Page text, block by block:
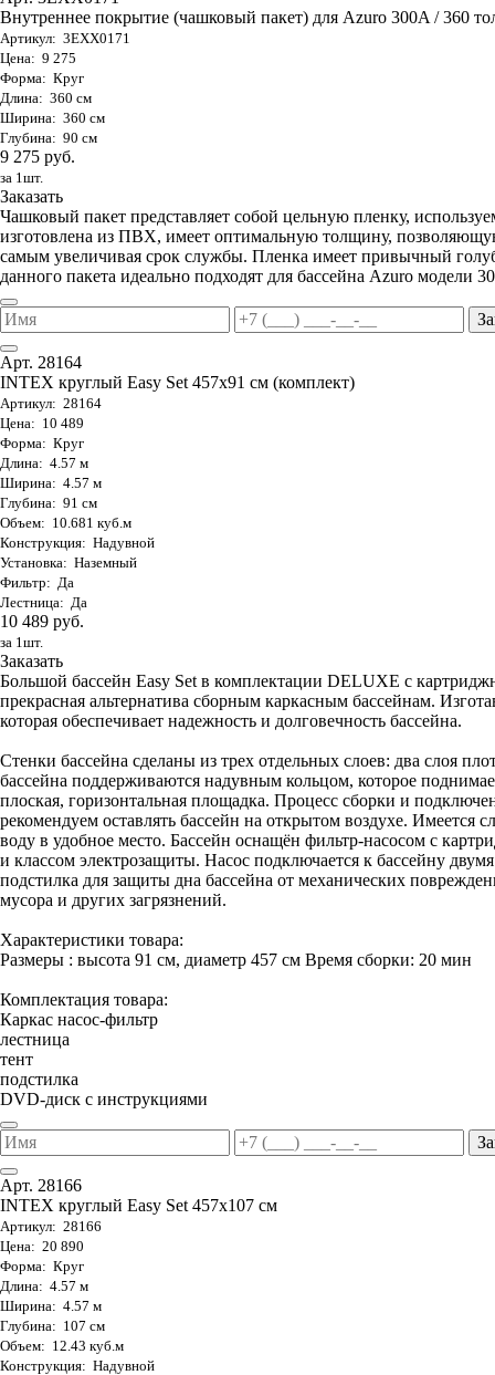
Внутреннее покрытие (чашковый пакет) для Azuro 300A / 360
Артикул: 3EXX0171
Цена: 9 275
Форма: Круг
Длина: 360 см
Ширина: 360 см
Глубина: 90 см
9 275 руб.
за 1шт.
Заказать
Чашковый пакет представляет собой цельную пленку,
изготовлена из ПВХ, имеет оптимальную толщину,
самым увеличивая срок службы. Пленка имеет привычный
данного пакета идеально подходят для бассейна Azuro модели
Арт. 28164
INTEX круглый Easy Set 457х91 см (комплект)
Артикул: 28164
Цена: 10 489
Форма: Круг
Длина: 4.57 м
Ширина: 4.57 м
Глубина: 91 см
Объем: 10.681 куб.м
Конструкция: Надувной
Установка: Наземный
Фильтр: Да
Лестница: Да
10 489 руб.
за 1шт.
Заказать
Большой бассейн Easy Set в комплектации DELUXE с
прекрасная альтернатива сборным каркасным бассейнам.
которая обеспечивает надежность и долговечность бассейна.
Стенки бассейна сделаны из трех отдельных слоев: два слоя
бассейна поддерживаются надувным кольцом, которое
плоская, горизонтальная площадка. Процесс сборки и
рекомендуем оставлять бассейн на открытом воздухе.
воду в удобное место. Бассейн оснащён фильтр-насосом с
и классом электрозащиты. Насос подключается к бассейну
подстилка для защиты дна бассейна от механических
мусора и других загрязнений.
Характеристики товара:
Размеры : высота 91 см, диаметр 457 см Время сборки: 20 мин
Комплектация товара:
Каркас насос-фильтр
лестница
тент
подстилка
DVD-диск с инструкциями
Арт. 28166
INTEX круглый Easy Set 457х107 см
Артикул: 28166
Цена: 20 890
Форма: Круг
Длина: 4.57 м
Ширина: 4.57 м
Глубина: 107 см
Объем: 12.43 куб.м
Конструкция: Надувной